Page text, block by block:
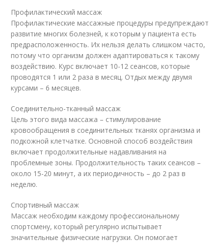
Профилактический массаж
Профилактические массажные процедуры предупреждают
развитие многих болезней, к которым у пациента есть
предрасположенность. Их нельзя делать слишком часто,
потому что организм должен адаптироваться к такому
воздействию. Курс включает 10-12 сеансов, которые
проводятся 1 или 2 раза в месяц. Отдых между двумя
курсами – 6 месяцев.
Соединительно-тканный массаж
Цель этого вида массажа – стимулирование
кровообращения в соединительных тканях организма и
подкожной клетчатке. Основной способ воздействия
включает продолжительные надавливания на
проблемные зоны. Продолжительность таких сеансов –
около 15-20 минут, а их периодичность – до 2 раз в
неделю.
Спортивный массаж
Массаж необходим каждому профессиональному
спортсмену, который регулярно испытывает
значительные физические нагрузки. Он помогает